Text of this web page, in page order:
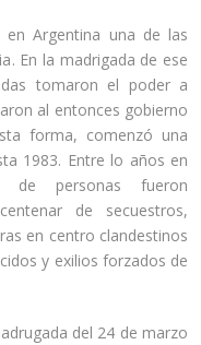
Argentina una de las
En la madrigada de ese
tomaron el poder a
al entonces gobierno
forma, comenzó una
1983. Entre lo años en
de personas fueron
de secuestros,
en centro clandestinos
y exilios forzados de
del 24 de marzo